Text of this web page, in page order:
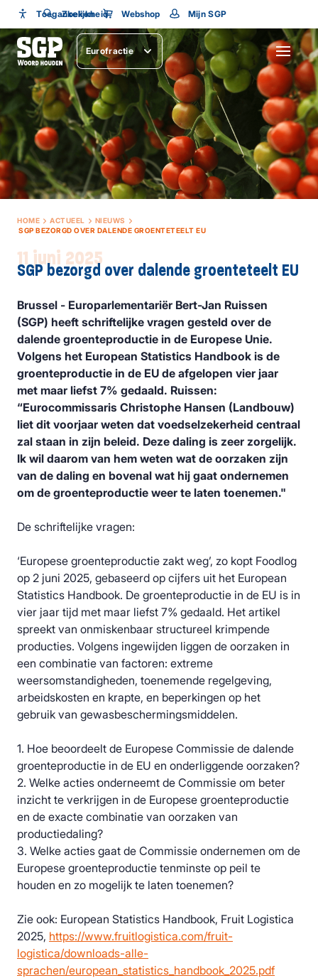
Toegankelijkheid
Toegankelijkheid
Lettergrootte
Zoeken Webshop Mijn SGP
Eurofractie SLUITEN
HOME ACTUEEL
NIEUWS
SGP BEZORGD OVER DALENDE GROENTETEELT EU
11 juni 2025
SGP bezorgd over dalende groenteteelt EU
Brussel - Europarlementariër Bert-Jan Ruissen
(SGP) heeft schriftelijke vragen gesteld over de
dalende groenteproductie in de Europese Unie.
Volgens het European Statistics Handbook is de
groenteproductie in de EU de afgelopen vier jaar
met maar liefst 7% gedaald. Ruissen:
“Eurocommissaris Christophe Hansen (Landbouw)
liet dit voorjaar weten dat voedselzekerheid centraal
zal staan in zijn beleid. Deze daling is zeer zorgelijk.
Ik wil daarom van hem weten wat de oorzaken zijn
van de daling en bovenal wat hij gaat ondernemen
om de groenteproductie weer te laten toenemen."
De schriftelijke vragen:
‘Europese groenteproductie zakt weg’, zo kopt Foodlog
op 2 juni 2025, gebaseerd op cijfers uit het European
Statistics Handbook. De groenteproductie in de EU is in
vier jaar tijd met maar liefst 7% gedaald. Het artikel
spreekt van onmiskenbaar structureel krimpende
producties. Volgens ingewijden liggen de oorzaken in
een combinatie van factoren: extreme
weersomstandigheden, toenemende regelgeving,
arbeidskosten en krapte, en beperkingen op het
gebruik van gewasbeschermingsmiddelen.
1. Hoe beoordeelt de Europese Commissie de dalende
groenteproductie in de EU en onderliggende oorzaken?
2. Welke acties onderneemt de Commissie om beter
inzicht te verkrijgen in de Europese groenteproductie
en de exacte combinatie van oorzaken van
productiedaling?
3. Welke acties gaat de Commissie ondernemen om de
Europese groenteproductie tenminste op peil te
houden en zo mogelijk te laten toenemen?
Zie ook: European Statistics Handbook, Fruit Logistica
2025, https://www.fruitlogistica.com/fruit-
logistica/downloads-alle-
sprachen/european_statistics_handbook_2025.pdf